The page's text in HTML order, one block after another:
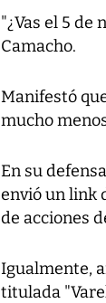
"¿Vas el 5 de
Camacho.
Manifestó
mucho
En su
envió un link
de acciones
Igualmente,
titulada